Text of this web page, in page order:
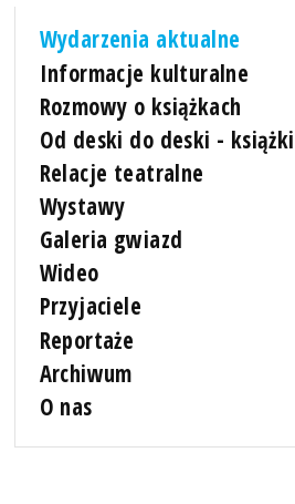
Wydarzenia aktualne
Informacje kulturalne
Rozmowy o książkach
Od deski do deski -
Relacje teatralne
Wystawy
Galeria gwiazd
Wideo
Przyjaciele
Reportaże
Archiwum
O nas